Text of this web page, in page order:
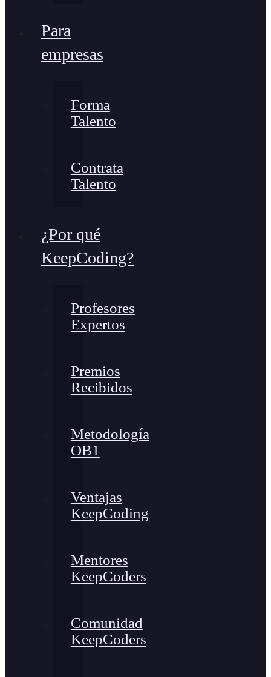
Para
empresas
Forma
Talento
Contrata
Talento
¿Por qué
KeepCoding?
Profesores
Expertos
Premios
Recibidos
Metodología
OB1
Ventajas
KeepCoding
Mentores
KeepCoders
Comunidad
KeepCoders